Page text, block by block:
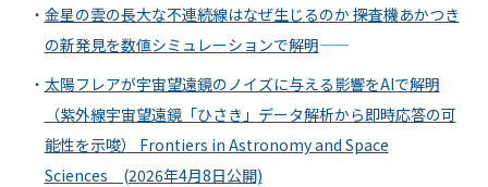
金星の雲の長大な不連続線はなぜ生じるのか ――探査機あかつき
の新発見を数値シミュレーションで解明――
太陽フレアが宇宙望遠鏡のノイズに与える影響をAIで解明
（紫外線宇宙望遠鏡「ひさき」データ解析から即時応答の可
能性を示唆） Frontiers in Astronomy and Space
Sciences (2026年4月8日公開)